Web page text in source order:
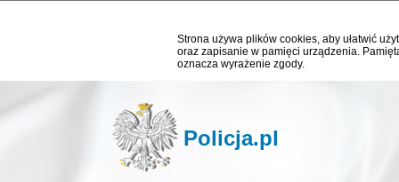
Strona używa plików cookies, aby ułatwić
oraz zapisanie w pamięci urządzenia.
oznacza wyrażenie zgody.
Policja.pl